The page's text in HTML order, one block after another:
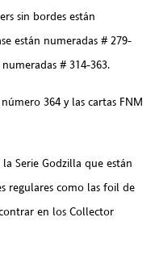
sin bordes están
están numeradas # 279-
# 314-363.
364 y ​​las cartas FNM
Serie Godzilla que están
regulares como las foil de
en los Collector